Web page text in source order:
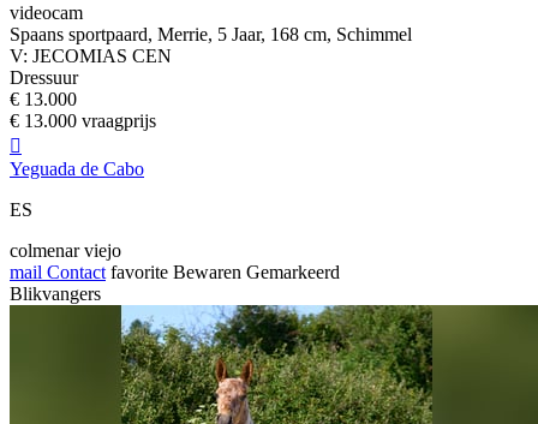
videocam
Spaans sportpaard, Merrie, 5 Jaar, 168 cm, Schimmel
V: JECOMIAS CEN
Dressuur
€ 13.000
€ 13.000 vraagprijs

Yeguada de Cabo
ES
colmenar viejo
mail Contact favorite Bewaren Gemarkeerd
Blikvangers